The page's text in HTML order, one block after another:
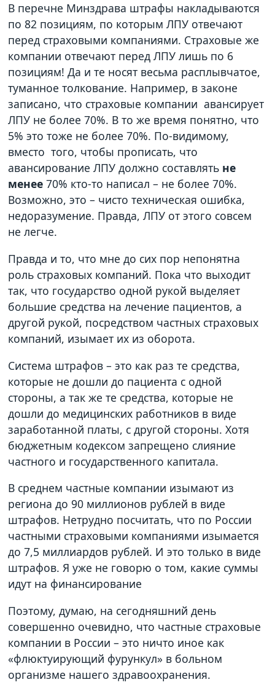
В перечне Минздрава штрафы накладываются
по 82 позициям, по которым ЛПУ отвечают
перед страховыми компаниями. Страховые же
компании отвечают перед ЛПУ лишь по 6
позициям! Да и те носят весьма расплывчатое,
туманное толкование. Например, в законе
записано, что страховые компании авансирует
ЛПУ не более 70%. В то же время понятно, что
5% это тоже не более 70%. По-видимому,
вместо того, чтобы прописать, что
авансирование ЛПУ должно составлять не
менее 70% кто-то написал – не более 70%.
Возможно, это – чисто техническая ошибка,
недоразумение. Правда, ЛПУ от этого совсем
не легче.
Правда и то, что мне до сих пор непонятна
роль страховых компаний. Пока что выходит
так, что государство одной рукой выделяет
большие средства на лечение пациентов, а
другой рукой, посредством частных страховых
компаний, изымает их из оборота.
Система штрафов – это как раз те средства,
которые не дошли до пациента с одной
стороны, а так же те средства, которые не
дошли до медицинских работников в виде
заработанной платы, с другой стороны. Хотя
бюджетным кодексом запрещено слияние
частного и государственного капитала.
В среднем частные компании изымают из
региона до 90 миллионов рублей в виде
штрафов. Нетрудно посчитать, что по России
частными страховыми компаниями изымается
до 7,5 миллиардов рублей. И это только в виде
штрафов. Я уже не говорю о том, какие суммы
идут на финансирование
Поэтому, думаю, на сегодняшний день
совершенно очевидно, что частные страховые
компании в России – это ничто иное как
«флюктуирующий фурункул» в больном
организме нашего здравоохранения.